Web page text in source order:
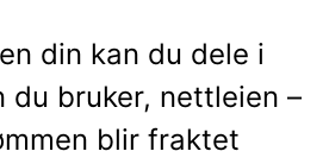
din kan du dele i
du bruker, nettleien –
blir fraktet